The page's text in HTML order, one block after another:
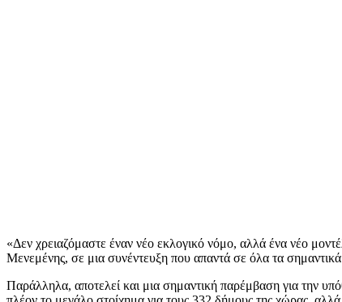
«Δεν χρειαζόμαστε έναν νέο εκλογικό νόμο, αλλά ένα νέο
Μενεμένης, σε μια συνέντευξη που απαντά σε όλα τα
Παράλληλα, αποτελεί και μια σημαντική παρέμβαση για την